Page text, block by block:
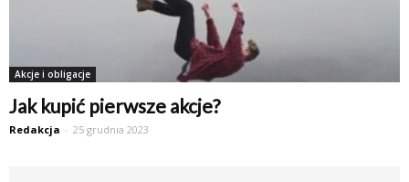
Akcje i obligacje
Jak kupić pierwsze akcje?
Redakcja - 25 grudnia 2023